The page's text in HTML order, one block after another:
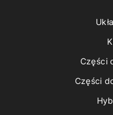
Części
Części